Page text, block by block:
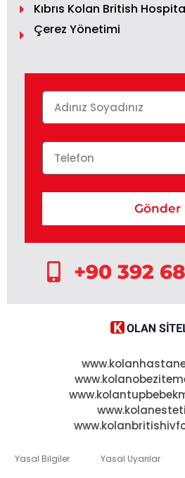
Kıbrıs Kolan British
Çerez Yönetimi
Gönder
+90 392
Yasal Bilgiler Yasal Uyarılar